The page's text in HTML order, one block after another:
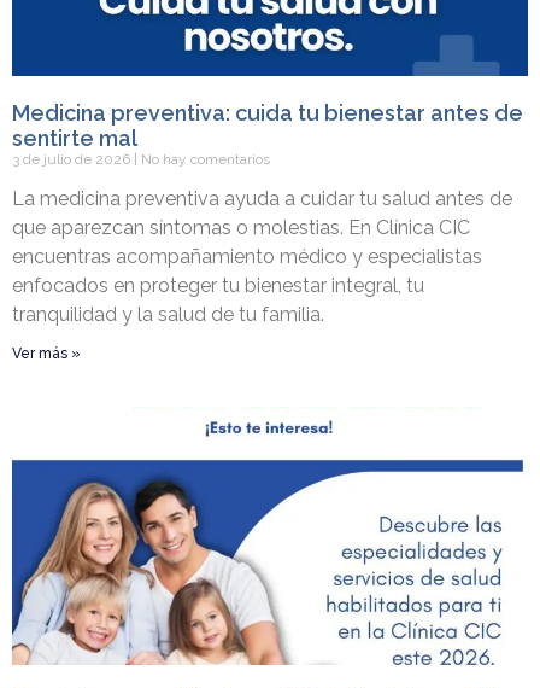
Medicina preventiva: cuida tu bienestar antes de
sentirte mal
3 de julio de 2026 No hay comentarios
La medicina preventiva ayuda a cuidar tu salud antes de
que aparezcan síntomas o molestias. En Clínica CIC
encuentras acompañamiento médico y especialistas
enfocados en proteger tu bienestar integral, tu
tranquilidad y la salud de tu familia.
Ver más »